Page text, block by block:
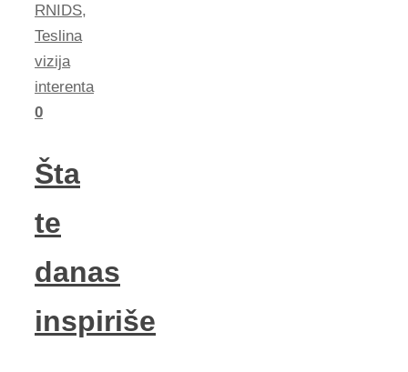
RNIDS,
Teslina
vizija
interenta
0
Šta
te
danas
inspiriše